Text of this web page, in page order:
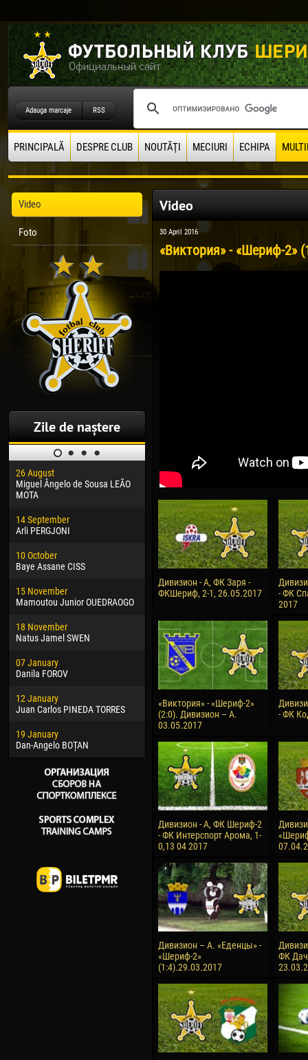
Adauga marcaje RSS
PRINCIPALĂ DESPRE CLUB NOUTĂŢI MECIURI ECHIPA
Video
Foto
Zile de naștere
26 August
Miguel Ângelo de Sousa LEÃO
MOTA
14 September
Arli PERGJONI
10 October
Baye Assane CISS
15 November
Mamoutou Junior OUEDRAOGO
18 November
Natus Jamel SWEN
07 January
Danila FOROV
12 January
Juan Carlos PINEDA TORRES
19 January
Dan-Angelo BOȚAN
30 January
Dhoraso Moreo KLAS
24 February
Vladislav COSTIN
02 March
Veaceslav COZMA
09 March
Emmanuel AFETSE
Jayder Moreno ASPRILLA
22 March
Samba KONÉ
26 March
Vitor Hugo Morais de OLIVEIRA
28 March
04
13
24
15
28
10
Video
30 April 2016
«Виктория» - «Шериф-2»
Дивизион - А, ФК Заря -
ФКШериф, 2-1, 26.05.2017
- ФК
2017
«Виктория» - «Шериф-2»
(2:0). Дивизион – А.
03.05.2017
- ФК
Дивизион - А, ФК Шериф-2
- ФК Интерспорт Арома, 1-
0,13 04 2017
Дивизион – А. «Еденцы» -
«Шериф-2»
(1:4).29.03.2017
ФК